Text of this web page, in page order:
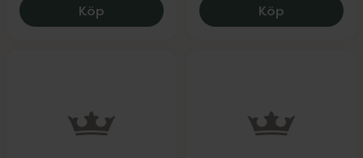
Köp IsaDora The Second Nail Hardener &
Köp A-Pro